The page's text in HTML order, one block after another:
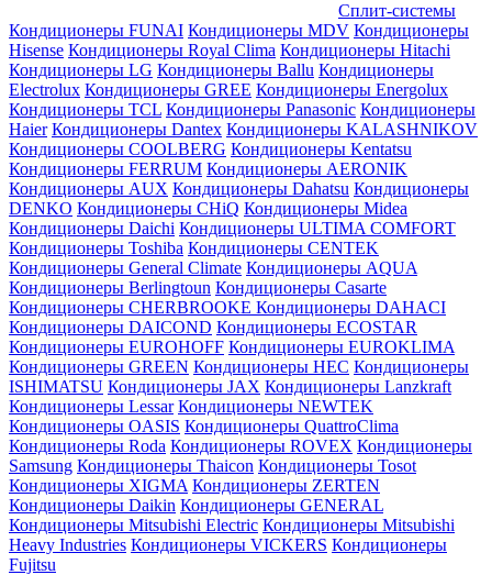
Сплит-системы
Кондиционеры FUNAI Кондиционеры MDV Кондиционеры
Hisense Кондиционеры Royal Clima Кондиционеры Hitachi
Кондиционеры LG Кондиционеры Ballu Кондиционеры
Electrolux Кондиционеры GREE Кондиционеры Energolux
Кондиционеры TCL Кондиционеры Panasonic Кондиционеры
Haier Кондиционеры Dantex Кондиционеры KALASHNIKOV
Кондиционеры СOOLBERG Кондиционеры Kentatsu
Кондиционеры FERRUM Кондиционеры AERONIK
Кондиционеры AUX Кондиционеры Dahatsu Кондиционеры
DENKO Кондиционеры CHiQ Кондиционеры Midea
Кондиционеры Daichi Кондиционеры ULTIMA COMFORT
Кондиционеры Toshiba Кондиционеры CENTEK
Кондиционеры General Climate Кондиционеры AQUA
Кондиционеры Berlingtoun Кондиционеры Casarte
Кондиционеры CHERBROOKE Кондиционеры DAHACI
Кондиционеры DAICOND Кондиционеры ECOSTAR
Кондиционеры EUROHOFF Кондиционеры EUROKLIMA
Кондиционеры GREEN Кондиционеры HEC Кондиционеры
ISHIMATSU Кондиционеры JAX Кондиционеры Lanzkraft
Кондиционеры Lessar Кондиционеры NEWTEK
Кондиционеры OASIS Кондиционеры QuattroClima
Кондиционеры Roda Кондиционеры ROVEX Кондиционеры
Samsung Кондиционеры Thaicon Кондиционеры Tosot
Кондиционеры XIGMA Кондиционеры ZERTEN
Кондиционеры Daikin Кондиционеры GENERAL
Кондиционеры Mitsubishi Electric Кондиционеры Mitsubishi
Heavy Industries Кондиционеры VICKERS Кондиционеры
Fujitsu